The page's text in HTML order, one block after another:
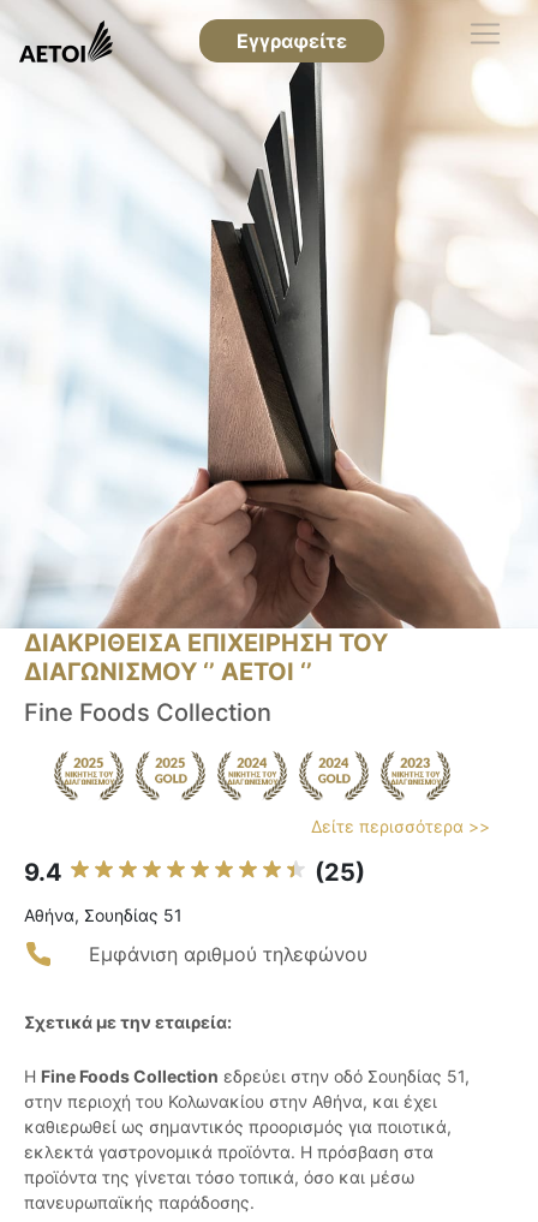
Εγγραφείτε
ΔΙΑΚΡΙΘΕΙΣΑ ΕΠΙΧΕΙΡΗΣΗ ΤΟΥ
ΔΙΑΓΩΝΙΣΜΟΥ ‘’ ΑΕΤΟΙ ‘’
Fine Foods Collection
Δείτε περισσότερα >>
9.4 (25)
Αθήνα, Σουηδίας 51
Εμφάνιση αριθμού τηλεφώνου
Σχετικά με την εταιρεία:
Η Fine Foods Collection εδρεύει στην οδό Σουηδίας 51,
στην περιοχή του Κολωνακίου στην Αθήνα, και έχει
καθιερωθεί ως σημαντικός προορισμός για ποιοτικά,
εκλεκτά γαστρονομικά προϊόντα. Η πρόσβαση στα
προϊόντα της γίνεται τόσο τοπικά, όσο και μέσω
πανευρωπαϊκής παράδοσης.